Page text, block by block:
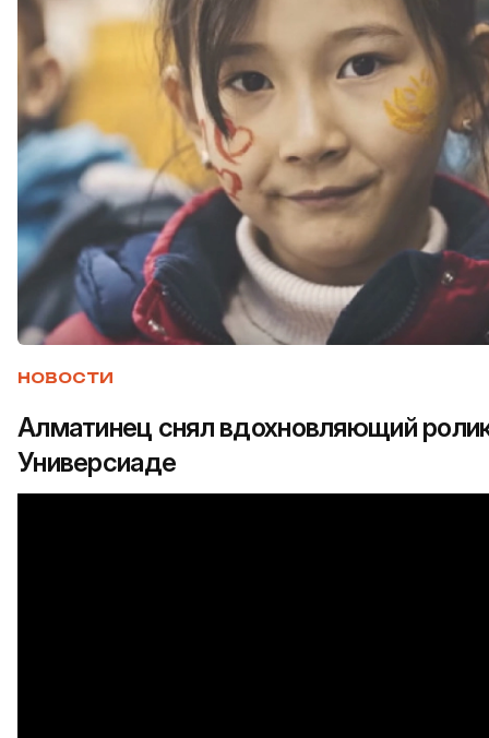
НОВОСТИ
Алматинец снял вдохновляющий
Универсиаде